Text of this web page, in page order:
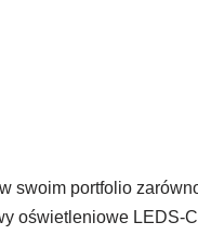
swoim portfolio
oświetleniowe LEDS-